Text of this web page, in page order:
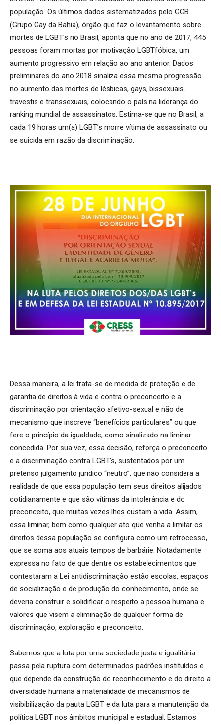
população. Os últimos dados sistematizados pelo GGB
(Grupo Gay da Bahia), órgão que faz o levantamento sobre
mortes de LGBT’s no Brasil, aponta que no ano de 2017, 445
pessoas foram mortas por motivação LGBTfóbica, um
aumento progressivo em relação ao ano anterior. Dados
preliminares do ano 2018 sinaliza essa mesma progressão
no aumento das mortes de lésbicas, gays, bissexuais,
travestis e transsexuais, colocando o país na liderança do
ranking mundial de assassinatos. Estima-se que no Brasil, a
cada 19 horas um(a) LGBT’s morre vítima de assassinato ou
se suicida em razão da discriminação.
Dessa maneira, a lei trata-se de medida de proteção e de
garantia de direitos à vida e contra o preconceito e a
discriminação por orientação afetivo-sexual e não de
mecanismo que inscreve “benefícios particulares” ou que
fere o princípio da igualdade, como sinalizado na liminar
concedida. Por sua vez, essa decisão, reforça o preconceito
e a discriminação contra LGBT’s, sustentados por um
pretenso julgamento jurídico “neutro”, que não considera a
realidade de que essa população tem seus direitos alijados
cotidianamente e que são vítimas da intolerância e do
preconceito, que muitas vezes lhes custam a vida. Assim,
essa liminar, bem como qualquer ato que venha a limitar os
direitos dessa população se configura como um retrocesso,
que se soma aos atuais tempos de barbárie. Notadamente
expressa no fato de que dentre os estabelecimentos que
contestaram a Lei antidiscriminação estão escolas, espaços
de socialização e de produção do conhecimento, onde se
deveria construir e solidificar o respeito a pessoa humana e
valores que visem a eliminação de qualquer forma de
discriminação, exploração e preconceito.
Sabemos que a luta por uma sociedade justa e igualitária
passa pela ruptura com determinados padrões instituídos e
que depende da construção do reconhecimento e do direito a
diversidade humana à materialidade de mecanismos de
visibibilização da pauta LGBT e da luta para a manutenção da
política LGBT nos âmbitos municipal e estadual. Estamos